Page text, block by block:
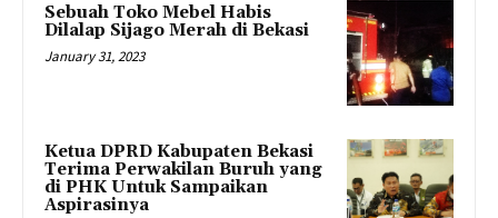
Sebuah Toko Mebel Habis
Dilalap Sijago Merah di Bekasi
January 31, 2023
Ketua DPRD Kabupaten Bekasi
Terima Perwakilan Buruh yang
di PHK Untuk Sampaikan
Aspirasinya